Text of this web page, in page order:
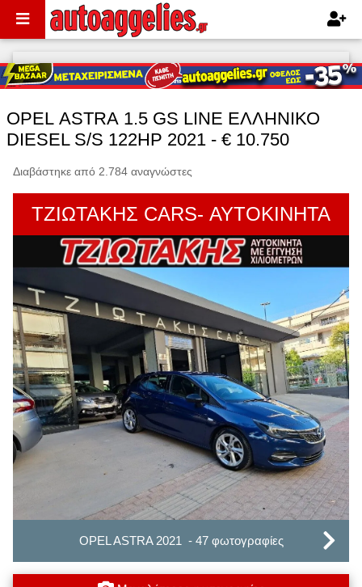
OPEL ASTRA 1.5 GS LINE ΕΛΛΗΝΙΚΟ
DIESEL S/S 122HP 2021 - € 10.750
Διαβάστηκε από 2.784 αναγνώστες
ΤΖΙΩΤΑΚΗΣ CARS- ΑΥΤΟΚΙΝΗΤΑ
OPEL ASTRA 2021 - 47 φωτογραφίες